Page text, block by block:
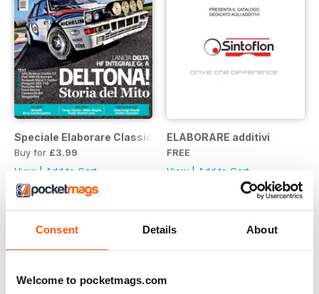
Consent Details About
Welcome to pocketmags.com
Speciale Elaborare Classic n.1
Buy for £3.99
View | Add to Cart
ELABORARE additivi
FREE
View | Add to Cart